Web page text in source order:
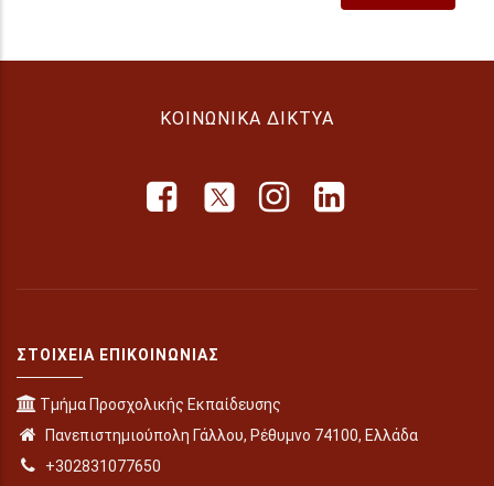
ΚΟΙΝΩΝΙΚΆ ΔΊΚΤΥΑ
ΣΤΟΙΧΕΊΑ ΕΠΙΚΟΙΝΩΝΊΑΣ
Τμήμα Προσχολικής Εκπαίδευσης
Πανεπιστημιούπολη Γάλλου, Ρέθυμνο 74100, Ελλάδα
+302831077650